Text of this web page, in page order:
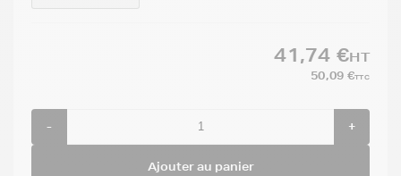
41,74 €HT
50,09 €TTC
- +
Ajouter au panier